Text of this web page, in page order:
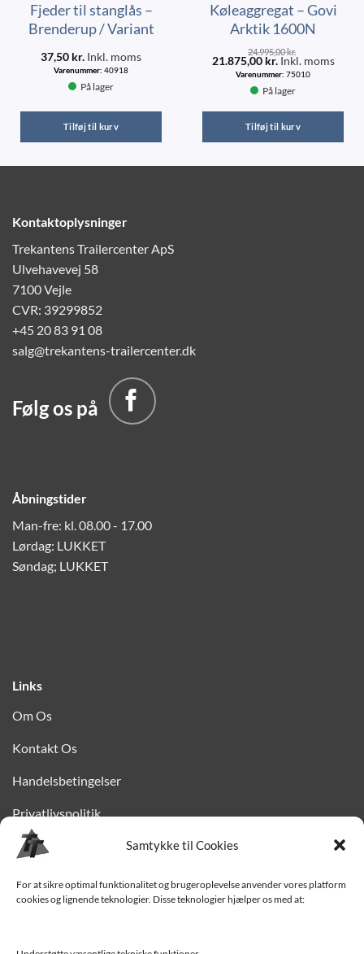
Samtykke til Cookies
For at sikre optimal funktionalitet og brugeroplevelse anvender vores platform
cookies og lignende teknologier. Disse teknologier hjælper os med at:
Fjeder til stanglås –
Brenderup / Variant
37,50 kr. Inkl. moms
Varenummer: 40918
På lager
Tilføj til kurv
Køleaggregat – Govi
Arktik 1600N
24.995,00kr.
21.875,00 kr.Inkl. moms
Varenummer: 75010
På lager
Tilføj til kurv
Kontaktoplysninger
Trekantens Trailercenter ApS
Ulvehavevej 58
7100 Vejle
CVR: 39299852
+45 20 83 91 08
salg@trekantens-trailercenter.dk
Følg os på
Åbningstider
Man-fre: kl. 08.00 - 17.00
Lørdag: LUKKET
Søndag; LUKKET
Links
Om Os
Kontakt Os
Handelsbetingelser
Privatlivspolitik
Finansiering
Levering til Sjælland